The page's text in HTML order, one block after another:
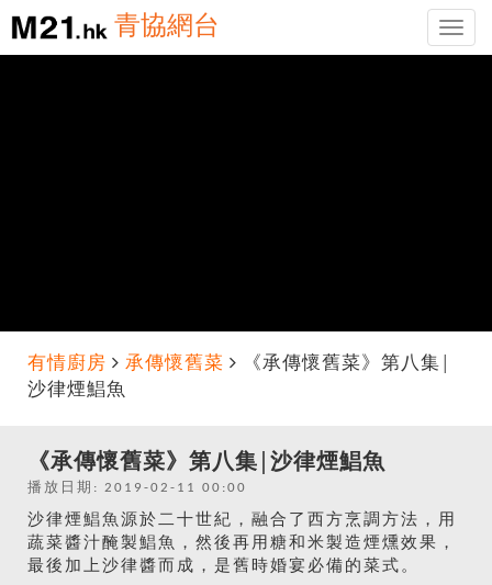
Toggle
青協網台
有情廚房 承傳懷舊菜
《承傳懷舊菜》第八集│
沙律煙鯧魚
《承傳懷舊菜》第八集│沙律煙鯧魚
播放日期: 2019-02-11 00:00
沙律煙鯧魚源於二十世紀，融合了西方烹調方法，用
蔬菜醬汁醃製鯧魚，然後再用糖和米製造煙燻效果，
最後加上沙律醬而成，是舊時婚宴必備的菜式。